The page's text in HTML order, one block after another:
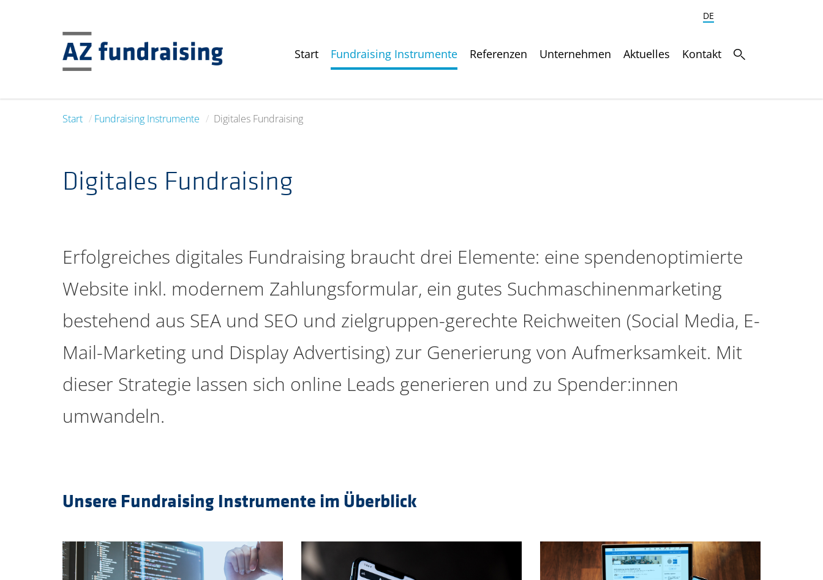
DE
Start Fundraising Instrumente Referenzen Unternehmen Aktuelles Kontakt
Start Fundraising Instrumente Digitales Fundraising
Digitales Fundraising
Erfolgreiches digitales Fundraising braucht drei Elemente: eine spendenoptimierte
Website inkl. modernem Zahlungsformular, ein gutes Suchmaschinenmarketing
bestehend aus SEA und SEO und zielgruppen-gerechte Reichweiten (Social Media, E-
Mail-Marketing und Display Advertising) zur Generierung von Aufmerksamkeit. Mit
dieser Strategie lassen sich online Leads generieren und zu Spender:innen
umwandeln.
Unsere Fundraising Instrumente im Überblick